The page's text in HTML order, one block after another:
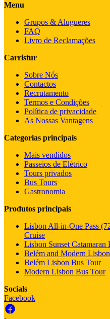
Menu
Grupos & Alugueres
FAQ
Livro de Reclamações
Carristur
Sobre Nós
Contactos
Recrutamento
Termos e Condições
Política de privacidade
As Nossas Vantagens
Categorias principais
Mais vendidos
Passeios de Elétrico
Tours privados
Bus Tours
Gastronomia
Produtos principais
Lisbon All-in-One Pass
Cruise
Lisbon Sunset
Belém and Modern
Belém Lisbon Bus Tour
Modern Lisbon Bus Tour
Socials
Facebook